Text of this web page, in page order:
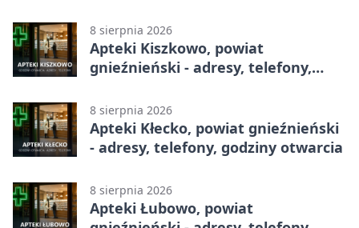
8 sierpnia 2026
Apteki Kiszkowo, powiat
gnieźnieński - adresy, telefony,
8 sierpnia 2026
Apteki Kłecko, powiat gnieźnieński
- adresy, telefony, godziny otwarcia
8 sierpnia 2026
Apteki Łubowo, powiat